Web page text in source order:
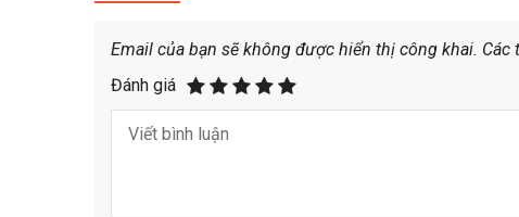
Email của bạn sẽ không được hiển thị công khai. Các
Đánh giá